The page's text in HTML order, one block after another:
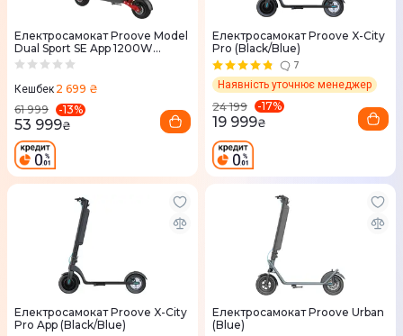
Електросамокат Proove Model
Dual Sport SE App 1200W
(Black/Red)
Кешбек 2 699 ₴
61 999
-13%
53 999₴
Електросамокат Proove X-City
Pro (Black/Blue)
7
Наявність уточнює менеджер
24 199 -17%
19 999₴
Електросамокат Proove X-City
Pro App (Black/Blue)
Електросамокат Proove Urban
(Blue)